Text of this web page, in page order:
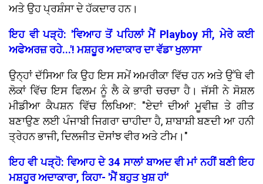
ਅਤੇ ਉਹ ਪ੍ਰਸ਼ੰਸਾ ਦੇ ਹੱਕਦਾਰ ਹਨ।
ਇਹ ਵੀ ਪੜ੍ਹੋ: 'ਵਿਆਹ ਤੋਂ ਪਹਿਲਾਂ ਮੈਂ Playboy ਸੀ, ਮੇਰੇ ਕਈ
ਅਫੇਅਰਜ਼ ਰਹੇ...'! ਮਸ਼ਹੂਰ ਅਦਾਕਾਰ ਦਾ ਵੱਡਾ ਖੁਲਾਸਾ
ਉਨ੍ਹਾਂ ਦੱਸਿਆ ਕਿ ਉਹ ਇਸ ਸਮੇਂ ਅਮਰੀਕਾ ਵਿੱਚ ਹਨ ਅਤੇ ਉੱਥੇ ਵੀ
ਲੋਕਾਂ ਵਿੱਚ ਇਸ ਫਿਲਮ ਨੂੰ ਲੈ ਕੇ ਭਾਰੀ ਚਰਚਾ ਹੈ। ਜੱਸੀ ਨੇ ਸੋਸ਼ਲ
ਮੀਡੀਆ ਕੈਪਸ਼ਨ ਵਿੱਚ ਲਿਖਿਆ: "ਏਦਾਂ ਦੀਆਂ ਮੂਵੀਜ਼ ਤੇ ਗੀਤ
ਬਣਾਉਣ ਲਈ ਪੰਜਾਬੀ ਜਿਗਰਾ ਚਾਹੀਦਾ ਹੈ, ਸ਼ਾਬਾਸ਼ੀ ਬਣਦੀ ਆ ਹਨੀ
ਤ੍ਰੇਹਨ ਭਾਜੀ, ਦਿਲਜੀਤ ਦੋਸਾਂਝ ਵੀਰ ਅਤੇ ਟੀਮ।"
ਇਹ ਵੀ ਪੜ੍ਹੋ: ਵਿਆਹ ਦੇ 34 ਸਾਲਾਂ ਬਾਅਦ ਵੀ ਮਾਂ ਨਹੀਂ ਬਣੀ ਇਹ
ਮਸ਼ਹੂਰ ਅਦਾਕਾਰਾ, ਕਿਹਾ- 'ਮੈਂ ਬਹੁਤ ਖੁਸ਼ ਹਾਂ'